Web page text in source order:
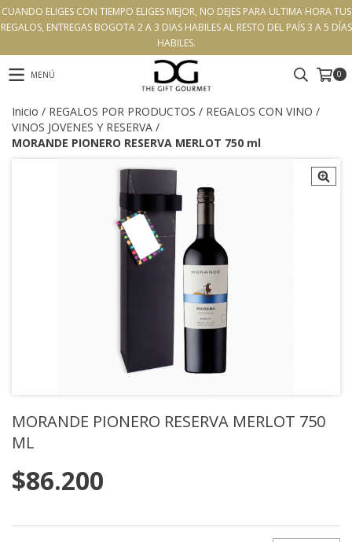
CUANDO ELIGES CON TIEMPO ELIGES MEJOR, NO DEJES PARA ULTIMA HORA TUS
REGALOS, ENTREGAS BOGOTA 2 A 3 DIAS HABILES AL RESTO DEL PAÍS 3 A 5 DÍAS
HABILES.
MENÚ 0
Inicio / REGALOS POR PRODUCTOS / REGALOS CON VINO /
VINOS JOVENES Y RESERVA /
MORANDE PIONERO RESERVA MERLOT 750 ml
MORANDE PIONERO RESERVA MERLOT 750
ML
$86.200